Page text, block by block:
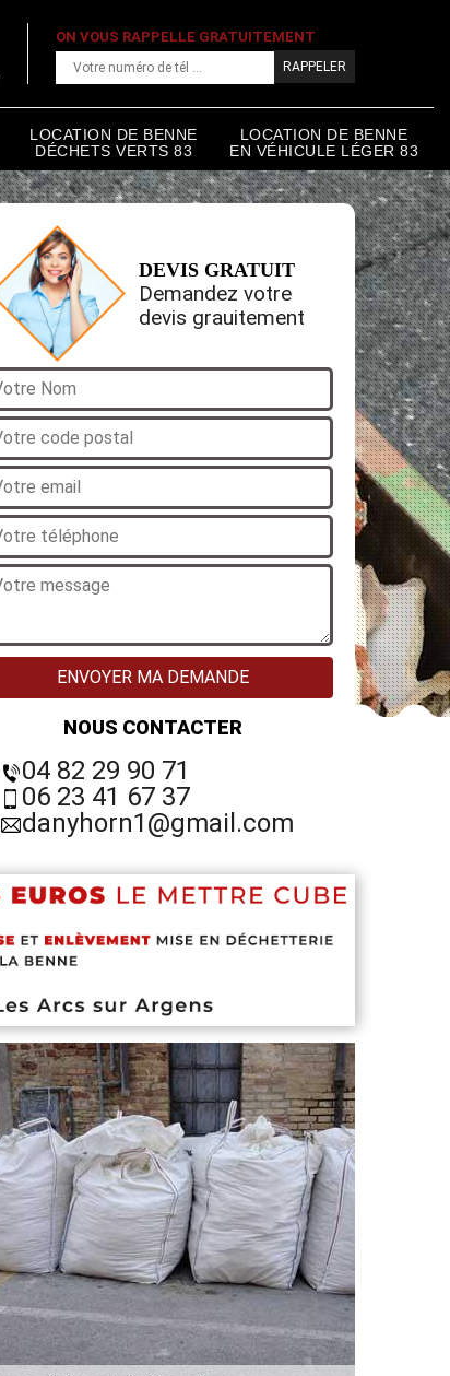
ON VOUS RAPPELLE GRATUITEMENT
LOCATION DE BENNE
DÉCHETS VERTS 83
LOCATION DE BENNE
EN VÉHICULE LÉGER 83
DEVIS GRATUIT
Demandez votre
devis grauitement
NOUS CONTACTER
04 82 29 90 71
06 23 41 67 37
danyhorn1@gmail.com